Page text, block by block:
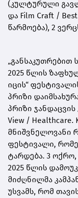
(კულტურული
და Film Craft /
წარმოება), 2
„განსაკუთრებით
2025 წლის
იცის“
პრიზი
პრიზი ჯანდაცვის
View / Healthcare.
მნიშვნელოვანი
ფესტივალი,
ტარდება. 3
2025 წლის
მიძღნილმა
უსვამს, რომ